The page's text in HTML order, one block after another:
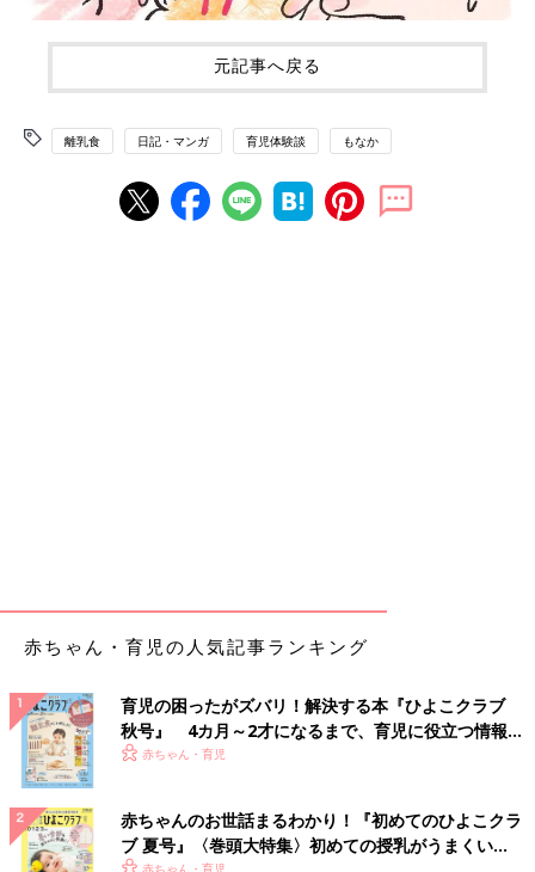
元記事へ戻る
離乳食 日記・マンガ 育児体験談 もなか
赤ちゃん・育児の人気記事ランキング
育児の困ったがズバリ！解決する本『ひよこクラブ
秋号』 4カ月～2才になるまで、育児に役立つ情報が
いっぱい！
赤ちゃん・育児
赤ちゃんのお世話まるわかり！『初めてのひよこクラ
ブ 夏号』〈巻頭大特集〉初めての授乳がうまくい